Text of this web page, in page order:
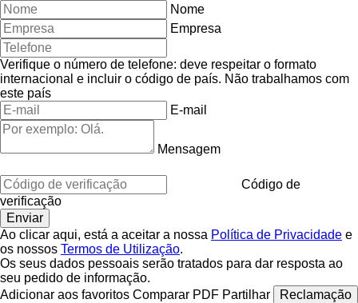
Nome
Empresa
Verifique o número de telefone: deve respeitar o formato
internacional e incluir o código de país. Não trabalhamos com
este país
E-mail
Mensagem
Código de
verificação
Ao clicar aqui, está a aceitar a nossa Política de Privacidade e
os nossos Termos de Utilização.
Os seus dados pessoais serão tratados para dar resposta ao
seu pedido de informação.
Adicionar aos favoritos Comparar PDF Partilhar
Reclamação